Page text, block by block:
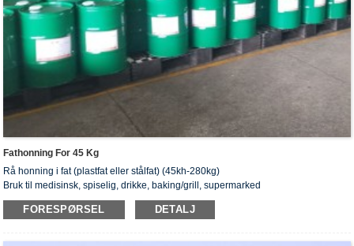
Fathonning For 45 Kg
Rå honning i fat (plastfat eller stålfat) (45kh-280kg)
Bruk til medisinsk, spiselig, drikke, baking/grill, supermarked
FORESPØRSEL DETALJ